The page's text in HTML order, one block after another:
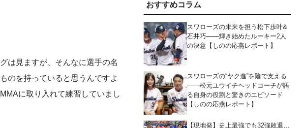
は見ますが、そんなに選手の名
のを持っていると思うんですよ
に取り入れて練習していまし
おすすめコラム
スワローズの未来を担う松下歩叶&
石井巧――輝き始めたルーキー2人
の決意【しのの応燕レポート】
スワローズの“ヤク進”を陰で支える
――松元ユウイチヘッドコーチが語
る自身の役割と驚きのエピソード
【しのの応燕レポート】
【現地発】史上最強でも32強敗退…